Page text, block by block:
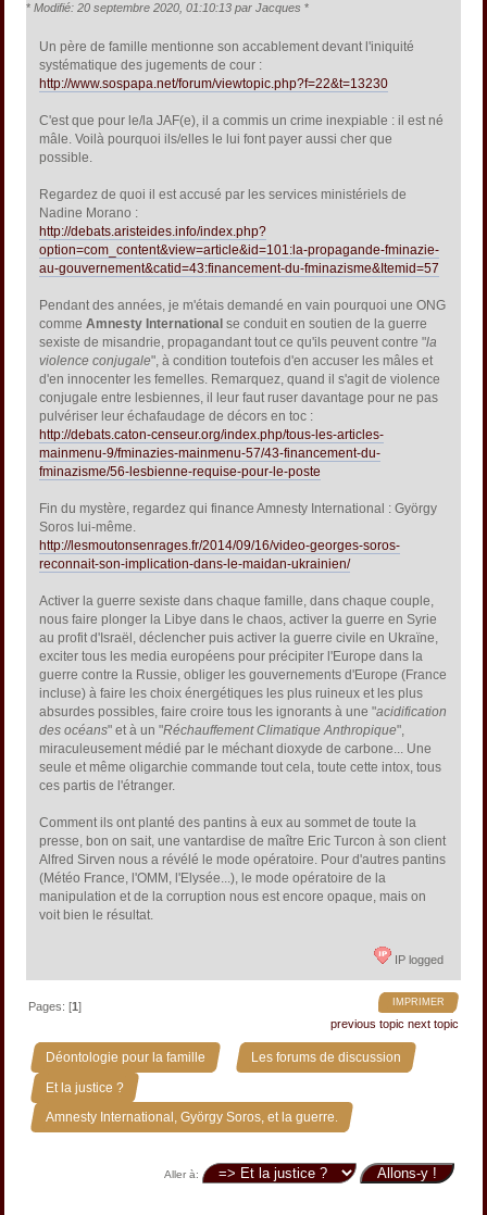
* Modifié: 20 septembre 2020, 01:10:13 par Jacques *
Un père de famille mentionne son accablement devant l'iniquité
systématique des jugements de cour :
http://www.sospapa.net/forum/viewtopic.php?f=22&t=13230
C'est que pour le/la JAF(e), il a commis un crime inexpiable : il est né
mâle. Voilà pourquoi ils/elles le lui font payer aussi cher que
possible.
Regardez de quoi il est accusé par les services ministériels de
Nadine Morano :
http://debats.aristeides.info/index.php?
option=com_content&view=article&id=101:la-propagande-fminazie-
au-gouvernement&catid=43:financement-du-fminazisme&Itemid=57
Pendant des années, je m'étais demandé en vain pourquoi une ONG
commeAmnesty International se conduit en soutien de la guerre
sexiste de misandrie, propagandant tout ce qu'ils peuvent contre "la
violence conjugale", à condition toutefois d'en accuser les mâles et
d'en innocenter les femelles. Remarquez, quand il s'agit de violence
conjugale entre lesbiennes, il leur faut ruser davantage pour ne pas
pulvériser leur échafaudage de décors en toc :
http://debats.caton-censeur.org/index.php/tous-les-articles-
mainmenu-9/fminazies-mainmenu-57/43-financement-du-
fminazisme/56-lesbienne-requise-pour-le-poste
Fin du mystère, regardez qui finance Amnesty International : György
Soros lui-même.
http://lesmoutonsenrages.fr/2014/09/16/video-georges-soros-
reconnait-son-implication-dans-le-maidan-ukrainien/
Activer la guerre sexiste dans chaque famille, dans chaque couple,
nous faire plonger la Libye dans le chaos, activer la guerre en Syrie
au profit d'Israël, déclencher puis activer la guerre civile en Ukraïne,
exciter tous les media européens pour précipiter l'Europe dans la
guerre contre la Russie, obliger les gouvernements d'Europe (France
incluse) à faire les choix énergétiques les plus ruineux et les plus
absurdes possibles, faire croire tous les ignorants à une "acidification
des océans" et à un "Réchauffement Climatique Anthropique",
miraculeusement médié par le méchant dioxyde de carbone... Une
seule et même oligarchie commande tout cela, toute cette intox, tous
ces partis de l'étranger.
Comment ils ont planté des pantins à eux au sommet de toute la
presse, bon on sait, une vantardise de maître Eric Turcon à son client
Alfred Sirven nous a révélé le mode opératoire. Pour d'autres pantins
(Météo France, l'OMM, l'Elysée...), le mode opératoire de la
manipulation et de la corruption nous est encore opaque, mais on
voit bien le résultat.
IP logged
IMPRIMER
Pages: [1]
previous topic next topic
Déontologie pour la famille » Les forums de discussion »
Et la justice ? »
Amnesty International, György Soros, et la guerre.
Aller à: